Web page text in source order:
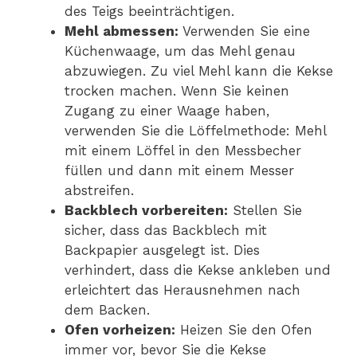
des Teigs beeinträchtigen.
Mehl abmessen: Verwenden Sie eine
Küchenwaage, um das Mehl genau
abzuwiegen. Zu viel Mehl kann die Kekse
trocken machen. Wenn Sie keinen
Zugang zu einer Waage haben,
verwenden Sie die Löffelmethode: Mehl
mit einem Löffel in den Messbecher
füllen und dann mit einem Messer
abstreifen.
Backblech vorbereiten: Stellen Sie
sicher, dass das Backblech mit
Backpapier ausgelegt ist. Dies
verhindert, dass die Kekse ankleben und
erleichtert das Herausnehmen nach
dem Backen.
Ofen vorheizen: Heizen Sie den Ofen
immer vor, bevor Sie die Kekse